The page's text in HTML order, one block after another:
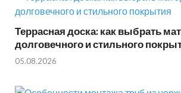
Террасная доска: как выбрать
долговечного и стильного
05.08.2026